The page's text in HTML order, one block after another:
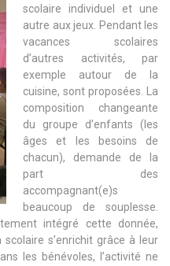
scolaire individuel et une
autre aux jeux. Pendant les
vacances scolaires
d’autres activités, par
exemple autour de la
cuisine, sont proposées. La
composition changeante
du groupe d’enfants (les
âges et les besoins de
chacun), demande de la
part des
accompagnant(e)s
beaucoup de souplesse.
intégré cette donnée,
scolaire s’enrichit grâce à leur
les bénévoles, l’activité ne